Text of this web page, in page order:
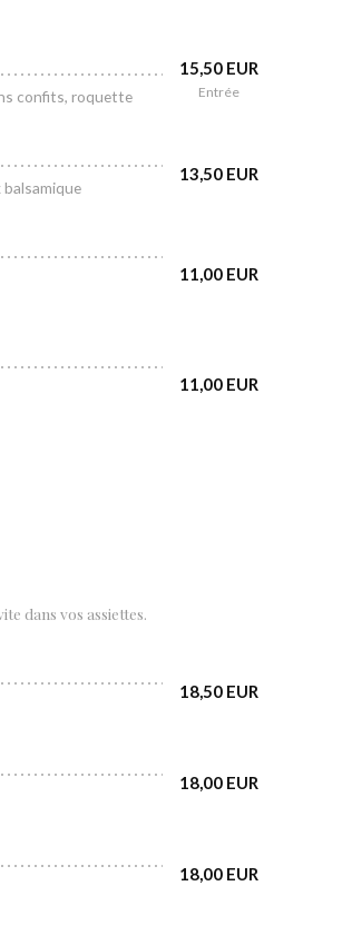
confits, roquette
15,50 EUR
Entrée
balsamique
13,50 EUR
11,00 EUR
11,00 EUR
dans vos assiettes.
18,50 EUR
18,00 EUR
18,00 EUR